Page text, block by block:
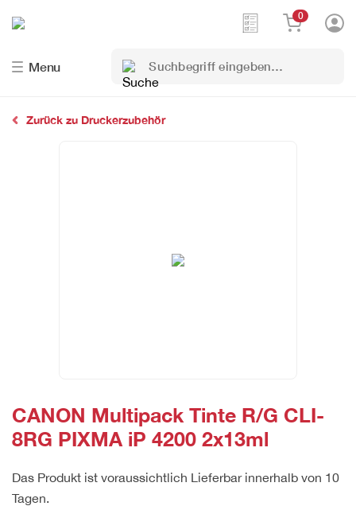
Menu
Suchbegriff
eingeben…
0
Zurück zu Druckerzubehör
CANON Multipack Tinte R/G CLI-
8RG PIXMA iP 4200 2x13ml
Das Produkt ist voraussichtlich Lieferbar innerhalb von 10
Tagen.